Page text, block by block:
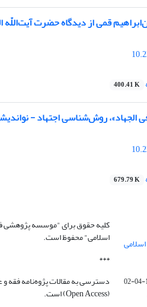
قمی از دیدگاه حضرت آیت‌اللّه
400.41 K
الجهاد»، روش‌شناسی اجتهاد -
679.79 K
کلیه حقوق برای "موسسه پژوهشی
اسلامی" محفوظ است.
***
دسترسی به مقالات پژوه‌نامه فقه و
(Open Access) است.